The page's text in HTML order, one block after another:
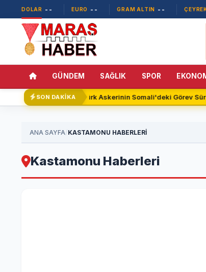
DOLAR -- EURO -- GRAM ALTIN --
GÜNDEM SAĞLIK SPOR
SON DAKİKA Türk Askerinin Somali'deki Görev
ANA SAYFA/KASTAMONU HABERLERİ
Kastamonu Haberleri